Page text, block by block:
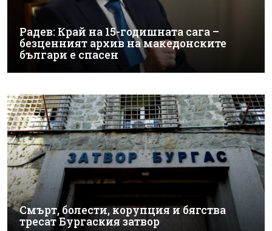
Радев: Край на 15-годишната сага –
безценният архив на македонските
българи е спасен
Смърт, болести, корупция и бягства
тресат Бургаския затвор